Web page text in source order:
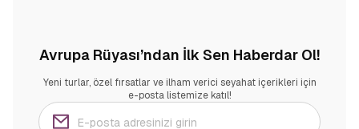
Avrupa Rüyası’ndan İlk Sen Haberdar Ol!
Yeni turlar, özel fırsatlar ve ilham verici seyahat içerikleri için
e-posta listemize katıl!